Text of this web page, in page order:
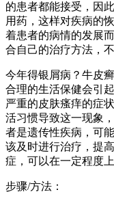
的患者都能接受，因
用药，这样对疾病的
着患者的病情的发展
合自己的治疗方法，
今年得银屑病？牛皮
合理的生活保健会引
严重的皮肤瘙痒的症
活习惯导致这一现象
者是遗传性疾病，可
该及时进行治疗，提
症，可以在一定程度上
步骤/方法：